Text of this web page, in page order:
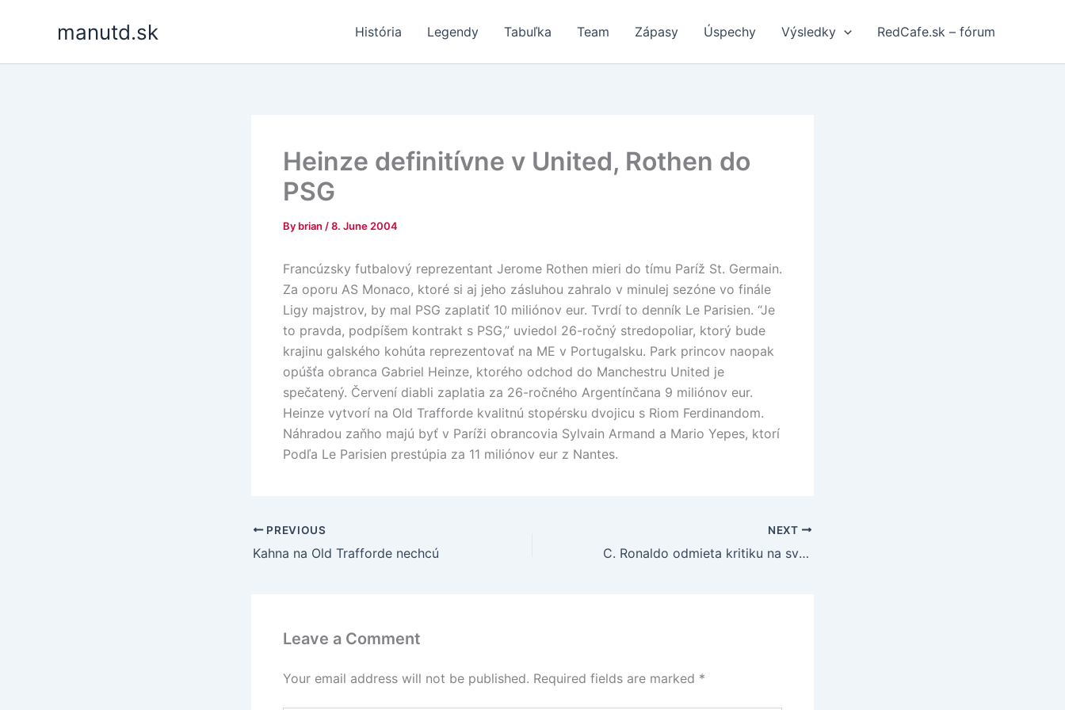
manutd.sk História Legendy Tabuľka Team Zápasy Úspechy Výsledky RedCafe.sk – fórum
Heinze definitívne v United, Rothen do
PSG
By brian /8. June 2004
Francúzsky futbalový reprezentant Jerome Rothen mieri do tímu Paríž St. Germain.
Za oporu AS Monaco, ktoré si aj jeho zásluhou zahralo v minulej sezóne vo finále
Ligy majstrov, by mal PSG zaplatiť 10 miliónov eur. Tvrdí to denník Le Parisien. “Je
to pravda, podpíšem kontrakt s PSG,” uviedol 26-ročný stredopoliar, ktorý bude
krajinu galského kohúta reprezentovať na ME v Portugalsku. Park princov naopak
opúšťa obranca Gabriel Heinze, ktorého odchod do Manchestru United je
spečatený. Červení diabli zaplatia za 26-ročného Argentínčana 9 miliónov eur.
Heinze vytvorí na Old Trafforde kvalitnú stopérsku dvojicu s Riom Ferdinandom.
Náhradou zaňho majú byť v Paríži obrancovia Sylvain Armand a Mario Yepes, ktorí
Podľa Le Parisien prestúpia za 11 miliónov eur z Nantes.
PREVIOUS
Kahna na Old Trafforde nechcú
NEXT
C. Ronaldo odmieta kritiku na svoju adresu
Leave a Comment
Your email address will not be published. Required fields are marked *